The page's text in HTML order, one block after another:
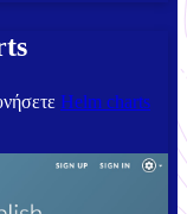
Helm charts